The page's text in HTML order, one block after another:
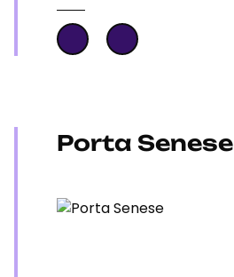
Porta Senese